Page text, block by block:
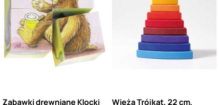
Zabawki drewniane Klocki
Wieża Trójkąt, 22 cm,